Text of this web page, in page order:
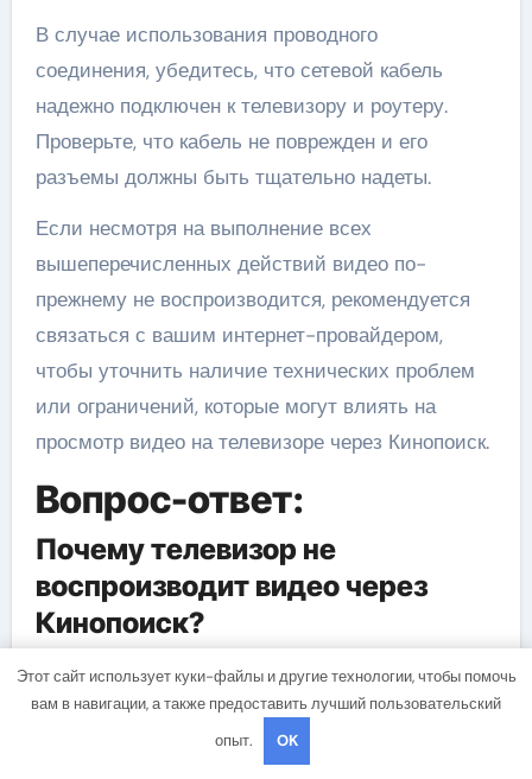
В случае использования проводного
соединения, убедитесь, что сетевой кабель
надежно подключен к телевизору и роутеру.
Проверьте, что кабель не поврежден и его
разъемы должны быть тщательно надеты.
Если несмотря на выполнение всех
вышеперечисленных действий видео по-
прежнему не воспроизводится, рекомендуется
связаться с вашим интернет-провайдером,
чтобы уточнить наличие технических проблем
или ограничений, которые могут влиять на
просмотр видео на телевизоре через Кинопоиск.
Вопрос-ответ:
Почему телевизор не
воспроизводит видео через
Кинопоиск?
Возможно, ваш телевизор не поддерживает
воспроизведение видео через Кинопоиск.
Убедитесь, что у вас установлено последнее
обновление программного обеспечения на
Этот сайт использует куки-файлы и другие технологии, чтобы помочь
вам в навигации, а также предоставить лучший пользовательский
опыт.
OK